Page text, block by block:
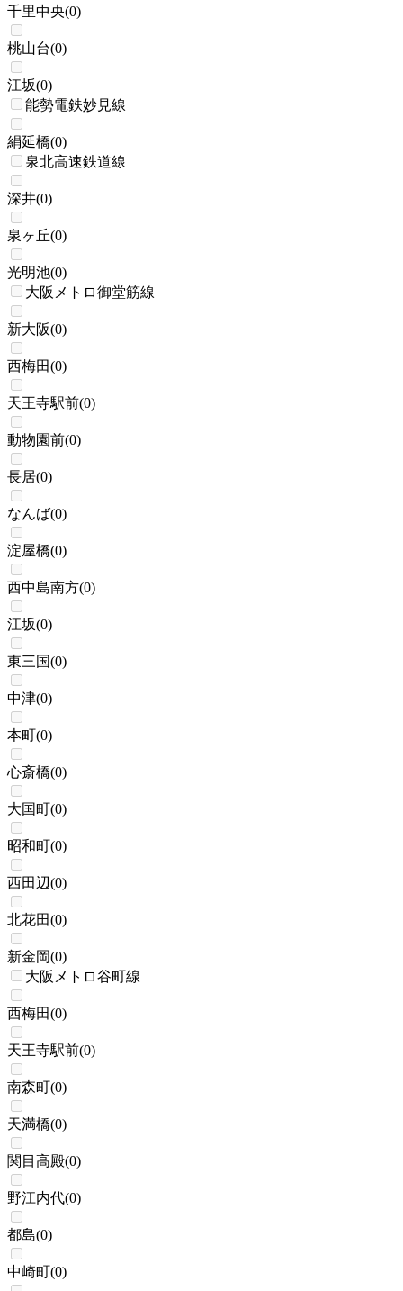
千里中央(0)
桃山台(0)
江坂(0)
能勢電鉄妙見線
絹延橋(0)
泉北高速鉄道線
深井(0)
泉ヶ丘(0)
光明池(0)
大阪メトロ御堂筋線
新大阪(0)
西梅田(0)
天王寺駅前(0)
動物園前(0)
長居(0)
なんば(0)
淀屋橋(0)
西中島南方(0)
江坂(0)
東三国(0)
中津(0)
本町(0)
心斎橋(0)
大国町(0)
昭和町(0)
西田辺(0)
北花田(0)
新金岡(0)
大阪メトロ谷町線
西梅田(0)
天王寺駅前(0)
南森町(0)
天満橋(0)
関目高殿(0)
野江内代(0)
都島(0)
中崎町(0)